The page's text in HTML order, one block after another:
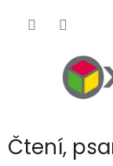
Čtení,